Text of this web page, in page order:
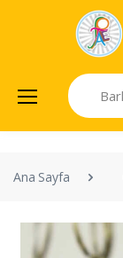
Ana Sayfa